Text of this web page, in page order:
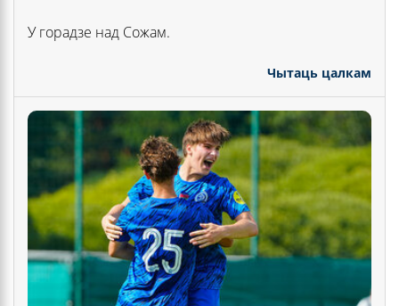
У горадзе над Сожам.
Чытаць цалкам